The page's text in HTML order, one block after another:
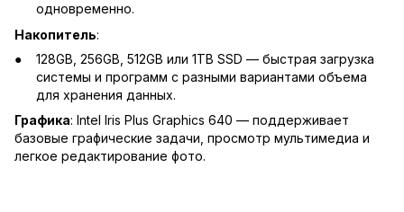
одновременно.
Накопитель:
128GB, 256GB, 512GB или 1TB SSD — быстрая загрузка
системы и программ с разными вариантами объема
для хранения данных.
Графика: Intel Iris Plus Graphics 640 — поддерживает
базовые графические задачи, просмотр мультимедиа и
легкое редактирование фото.